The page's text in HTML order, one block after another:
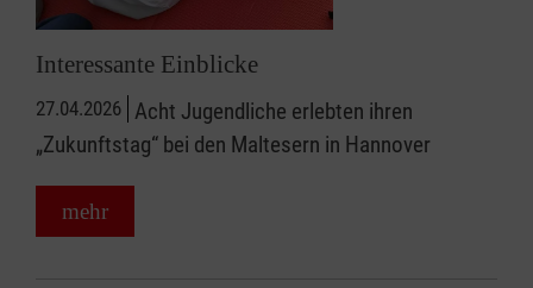
Interessante Einblicke
27.04.2026 Acht Jugendliche erlebten ihren
„Zukunftstag“ bei den Maltesern in Hannover
mehr